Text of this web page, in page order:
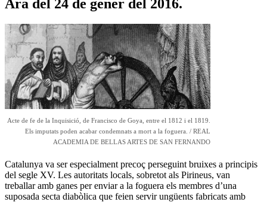
Ara del 24 de gener del 2016.
Acte de fe de la Inquisició, de Francisco de Goya, entre el 1812 i el 1819.
Els imputats poden acabar condemnats a mort a la foguera. / REAL
ACADEMIA DE BELLAS ARTES DE SAN FERNANDO
Catalunya va ser especialment precoç perseguint bruixes a principis
del segle XV. Les autoritats locals, sobretot als Pirineus, van
treballar amb ganes per enviar a la foguera els membres d’una
suposada secta diabòlica que feien servir ungüents fabricats amb